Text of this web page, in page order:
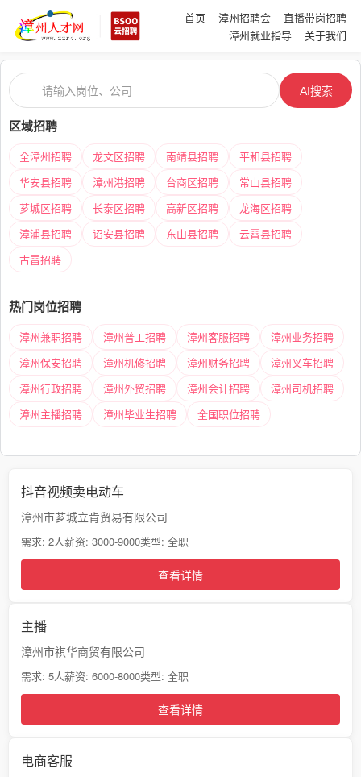
首页 漳州招聘会
直播带岗招聘
漳州就业指导
关于我们
AI搜索
区域招聘
全漳州招聘 龙文区招聘 南靖县招聘
平和县招聘
华安县招聘
漳州港招聘 台商区招聘
常山县招聘
芗城区招聘
长泰区招聘 高新区招聘
龙海区招聘
漳浦县招聘
诏安县招聘 东山县招聘
云霄县招聘
古雷招聘
热门岗位招聘
漳州兼职招聘 漳州普工招聘 漳州客服招聘
漳州业务招聘
漳州保安招聘
漳州机修招聘 漳州财务招聘
漳州叉车招聘
漳州行政招聘
漳州外贸招聘 漳州会计招聘
漳州司机招聘
漳州主播招聘
漳州毕业生招聘 全国职位招聘
抖音视频卖电动车
漳州市芗城立肯贸易有限公司
需求: 2人薪资: 3000-9000类型: 全职
查看详情
主播
漳州市祺华商贸有限公司
需求: 5人薪资: 6000-8000类型: 全职
查看详情
电商客服